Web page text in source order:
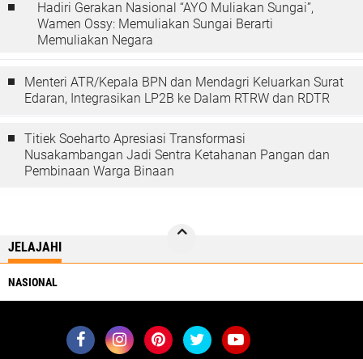
Hadiri Gerakan Nasional “AYO Muliakan Sungai”,
Wamen Ossy: Memuliakan Sungai Berarti
Memuliakan Negara
Menteri ATR/Kepala BPN dan Mendagri Keluarkan Surat
Edaran, Integrasikan LP2B ke Dalam RTRW dan RDTR
Titiek Soeharto Apresiasi Transformasi
Nusakambangan Jadi Sentra Ketahanan Pangan dan
Pembinaan Warga Binaan
JELAJAHI
NASIONAL